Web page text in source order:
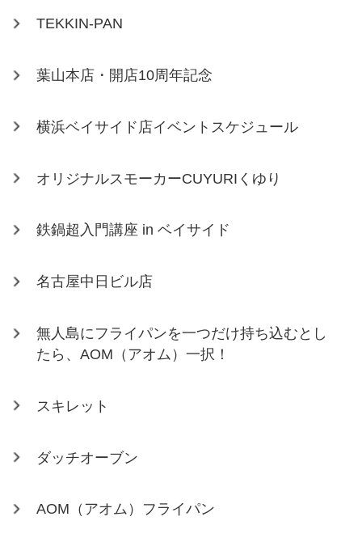
TEKKIN-PAN
葉山本店・開店10周年記念
横浜ベイサイド店イベントスケジュール
オリジナルスモーカーCUYURIくゆり
鉄鍋超入門講座 in ベイサイド
名古屋中日ビル店
無人島にフライパンを一つだけ持ち込むとし
たら、AOM（アオム）一択！
スキレット
ダッチオーブン
AOM（アオム）フライパン